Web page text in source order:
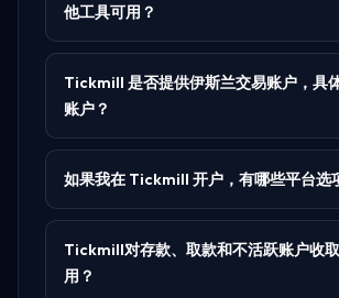
他工具可用？
Tickmill 是否提供伊斯兰交易账户，具
账户？
如果我在 Tickmill 开户，有哪些平台选
Tickmill对存款、取款和不活跃账户收
用？